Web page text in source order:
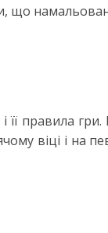
що
її правила
віці і на